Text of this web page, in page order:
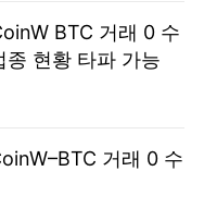
래소들의 공동 가이드라인
제정위원회 자문위원으로
, 윤창현 국회의원(국민의
. 제2부 주제발표에서는 강
자산 시장 안정은 증권성
공동 가이드라인 기초안’을
라인제정위원회 자문위원
BTC 거래 0 수
종 현황 타파 가능
거래 0 수